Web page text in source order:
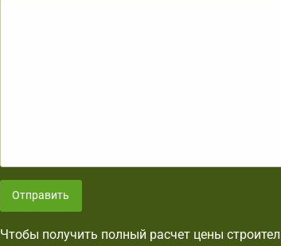
Отправить
Чтобы получить полный расчет цены